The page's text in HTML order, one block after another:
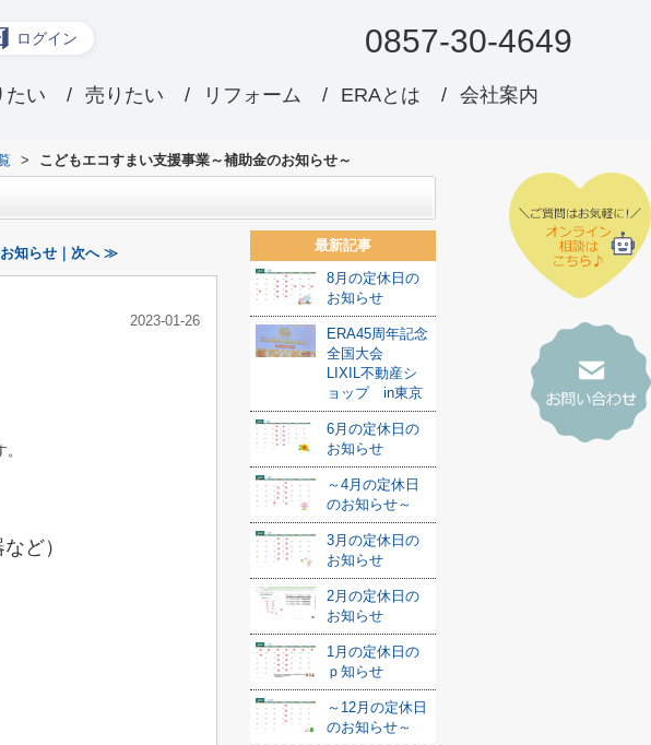
ログイン 0857-30-4649
たい 売りたい リフォーム ERAとは 会社案内
> こどもエコすまい支援事業～補助金のお知らせ～
知らせ｜次へ ≫
2023-01-26
ど）
最新記事
8月の定休日の
お知らせ
ERA45周年記念
全国大会
LIXIL不動産シ
ョップ in東京
6月の定休日の
お知らせ
～4月の定休日
のお知らせ～
3月の定休日の
お知らせ
2月の定休日の
お知らせ
1月の定休日の
ｐ知らせ
～12月の定休日
のお知らせ～